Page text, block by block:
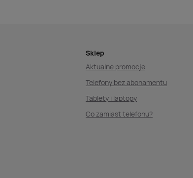
Sklep
Aktualne promocje
Telefony bez abonamentu
Tablety i laptopy
Co zamiast telefonu?